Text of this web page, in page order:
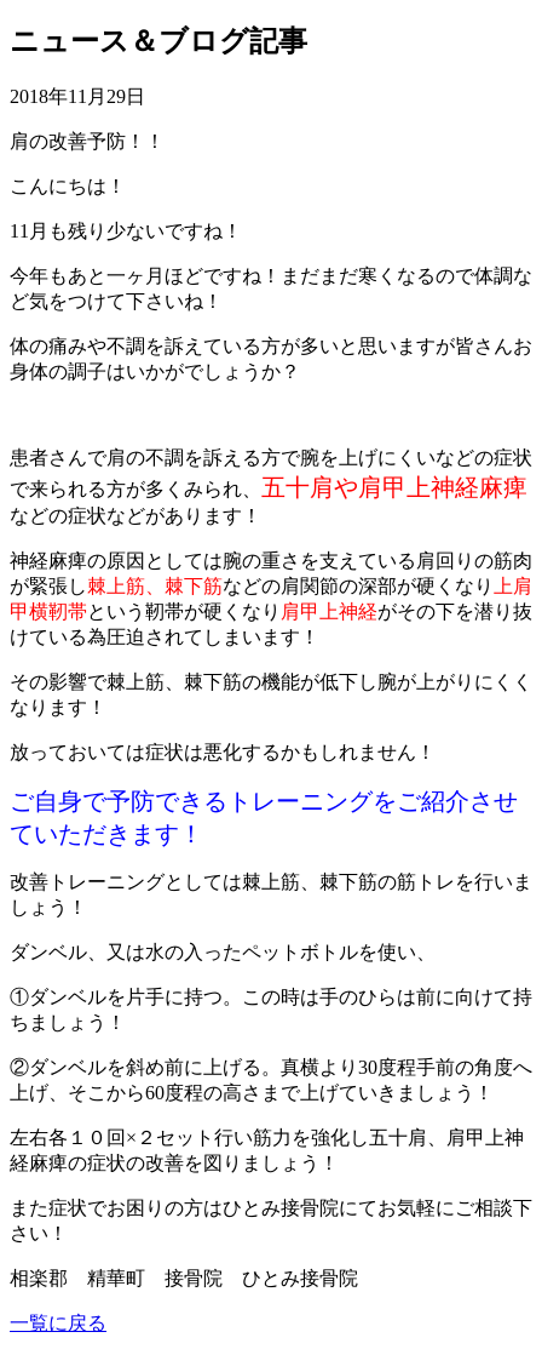
ニュース＆ブログ記事
2018年11月29日
肩の改善予防！！
こんにちは！
11月も残り少ないですね！
今年もあと一ヶ月ほどですね！まだまだ寒くなるので体調な
ど気をつけて下さいね！
体の痛みや不調を訴えている方が多いと思いますが皆さんお
身体の調子はいかがでしょうか？
患者さんで肩の不調を訴える方で腕を上げにくいなどの症状
で来られる方が多くみられ、 五十肩や肩甲上神経麻痺
などの症状などがあります！
神経麻痺の原因としては腕の重さを支えている肩回りの筋肉
が緊張し棘上筋、棘下筋などの肩関節の深部が硬くなり
上肩
甲横靭帯という靭帯が硬くなり 肩甲上神経がその下を潜り抜
けている為圧迫されてしまいます！
その影響で棘上筋、棘下筋の機能が低下し腕が上がりにくく
なります！
放っておいては症状は悪化するかもしれません！
ご自身で予防できるトレーニングをご紹介させ
ていただきます！
改善トレーニングとしては棘上筋、棘下筋の筋トレを行いま
しょう！
ダンベル、又は水の入ったペットボトルを使い、
①ダンベルを片手に持つ。この時は手のひらは前に向けて持
ちましょう！
②ダンベルを斜め前に上げる。真横より30度程手前の角度へ
上げ、そこから60度程の高さまで上げていきましょう！
左右各１０回×２セット行い筋力を強化し五十肩、肩甲上神
経麻痺の症状の改善を図りましょう！
また症状でお困りの方はひとみ接骨院にてお気軽にご相談下
さい！
相楽郡 精華町 接骨院 ひとみ接骨院
一覧に戻る